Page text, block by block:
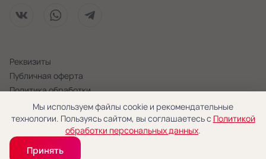
© 2026 «Новая Голландия»
Политика обработки
персональных данных
Публичная оферта
Реквизиты
Мы используем файлы cookie и рекомендательные
технологии. Пользуясь сайтом, вы соглашаетесь с Политикой
обработки персональных данных.
Принять